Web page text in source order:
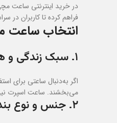
در خرید اینترنتی ساعت
فراهم کرده تا کاربران در
انتخاب
۱. سبک زندگی و هدف استفاده
اگر به‌دنبال ساعتی برای
می‌بخشند. ساعت اسپرت
۲. جنس و نوع بند